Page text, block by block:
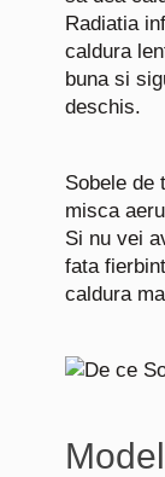
Radiatia
caldura
buna si
deschis.
Sobele de
misca
Si nu vei
fata
caldura